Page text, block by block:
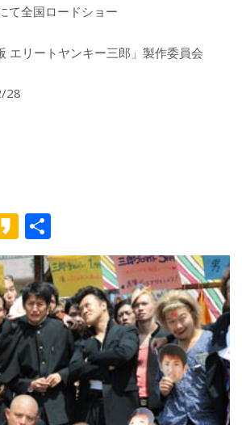
て全国ロードショー
エリートヤンキー三郎」製作委員会
28
K
a
k
a
o
有